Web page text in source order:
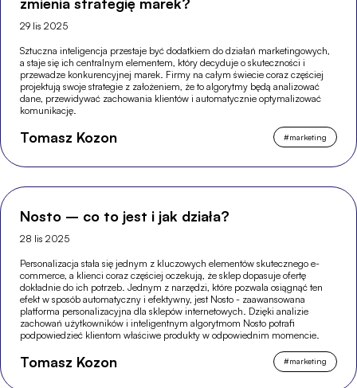
29 lis 2025
Sztuczna inteligencja przestaje być dodatkiem do działań marketingowych,
a staje się ich centralnym elementem, który decyduje o skuteczności i
przewadze konkurencyjnej marek. Firmy na całym świecie coraz częściej
projektują swoje strategie z założeniem, że to algorytmy będą analizować
dane, przewidywać zachowania klientów i automatycznie optymalizować
komunikację.
Tomasz Kozon #marketing
Nosto – co to jest i jak działa?
28 lis 2025
Personalizacja stała się jednym z kluczowych elementów skutecznego e-
commerce, a klienci coraz częściej oczekują, że sklep dopasuje ofertę
dokładnie do ich potrzeb. Jednym z narzędzi, które pozwala osiągnąć ten
efekt w sposób automatyczny i efektywny, jest Nosto - zaawansowana
platforma personalizacyjna dla sklepów internetowych. Dzięki analizie
zachowań użytkowników i inteligentnym algorytmom Nosto potrafi
podpowiedzieć klientom właściwe produkty w odpowiednim momencie.
Tomasz Kozon #marketing